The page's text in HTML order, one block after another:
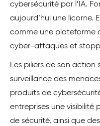
cybersécurité par l’IA.
aujourd’hui une licorne.
comme une plateforme
cyber-attaques et
Les piliers de son action
surveillance des
produits de
entreprises une visibilité
de sécurité, ainsi que